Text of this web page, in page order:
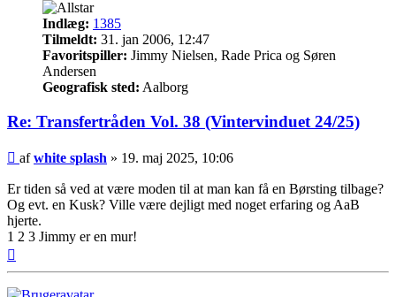
Indlæg: 1385
Tilmeldt: 31. jan 2006, 12:47
Favoritspiller: Jimmy Nielsen, Rade Prica og Søren
Andersen
Geografisk sted: Aalborg
Re: Transfertråden Vol. 38 (Vintervinduet 24/25)
Indlæg
afwhite splash » 19. maj 2025, 10:06
Er tiden så ved at være moden til at man kan få en Børsting tilbage?
Og evt. en Kusk? Ville være dejligt med noget erfaring og AaB
hjerte.
1 2 3 Jimmy er en mur!